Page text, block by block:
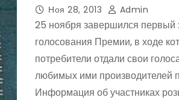
Ноя 28, 2013 Admin
25 ноября завершился первый
голосования Премии, в ходе
потребители отдали свои
любимых ими производителей
Информация об участниках